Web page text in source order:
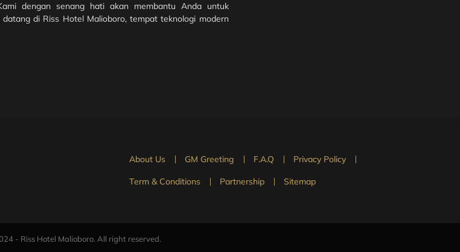
dengan senang hati akan membantu Anda untuk
di Riss Hotel Malioboro, tempat teknologi modern
About Us GM Greeting F.A.Q Privacy Policy
Term & Conditions Partnership Sitemap
- Riss Hotel Malioboro. All right reserved.